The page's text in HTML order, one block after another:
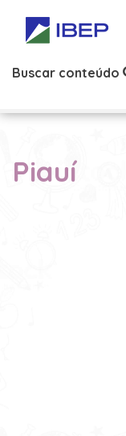
Buscar conteúdo
Piauí